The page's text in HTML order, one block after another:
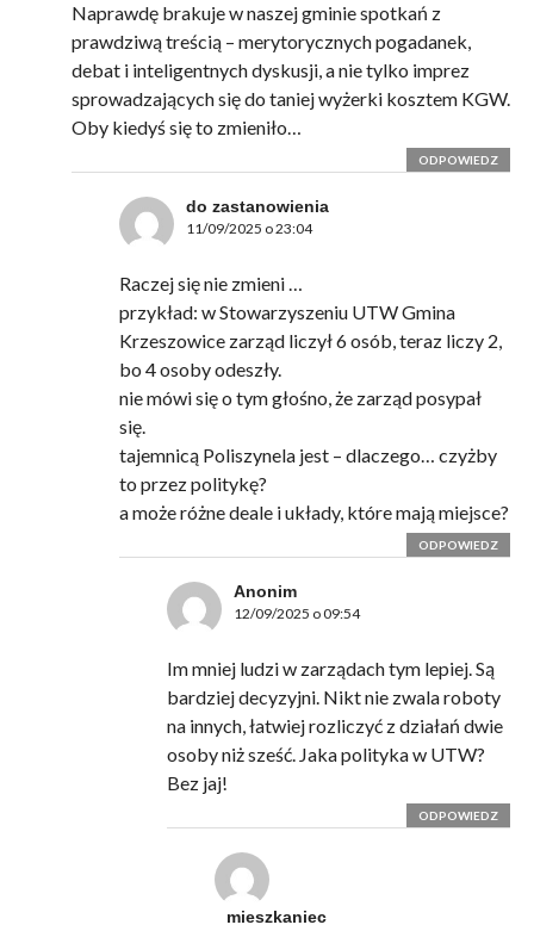
Naprawdę brakuje w naszej gminie spotkań z
prawdziwą treścią – merytorycznych pogadanek,
debat i inteligentnych dyskusji, a nie tylko imprez
sprowadzających się do taniej wyżerki kosztem KGW.
Oby kiedyś się to zmieniło…
ODPOWIEDZ
do zastanowienia
11/09/2025 o 23:04
Raczej się nie zmieni …
przykład: w Stowarzyszeniu UTW Gmina
Krzeszowice zarząd liczył 6 osób, teraz liczy 2,
bo 4 osoby odeszły.
nie mówi się o tym głośno, że zarząd posypał
się.
tajemnicą Poliszynela jest – dlaczego… czyżby
to przez politykę?
a może różne deale i układy, które mają miejsce?
ODPOWIEDZ
Anonim
12/09/2025 o 09:54
Im mniej ludzi w zarządach tym lepiej. Są
bardziej decyzyjni. Nikt nie zwala roboty
na innych, łatwiej rozliczyć z działań dwie
osoby niż sześć. Jaka polityka w UTW?
Bez jaj!
ODPOWIEDZ
mieszkaniec